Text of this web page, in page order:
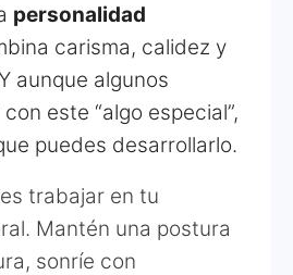
personalidad
carisma, calidez y
aunque algunos
este “algo especial”,
puedes desarrollarlo.
trabajar en tu
Mantén una postura
sonríe con